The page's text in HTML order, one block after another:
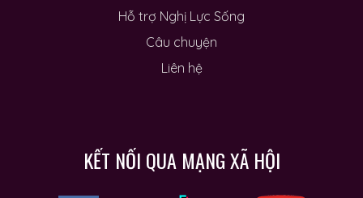
Hỗ trợ Nghị Lực Sống
Câu chuyện
Liên hệ
KẾT NỐI QUA MẠNG XÃ HỘI